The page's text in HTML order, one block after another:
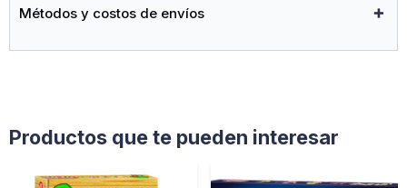
Livianos Y Fáciles De Manipular
Perfectos Para Llevar A Todos Lados
?? Ideal Para: Regalo, Primeros Juguetes O Fans De Plim Plim
Métodos y costos de envíos
Productos que te pueden interesar